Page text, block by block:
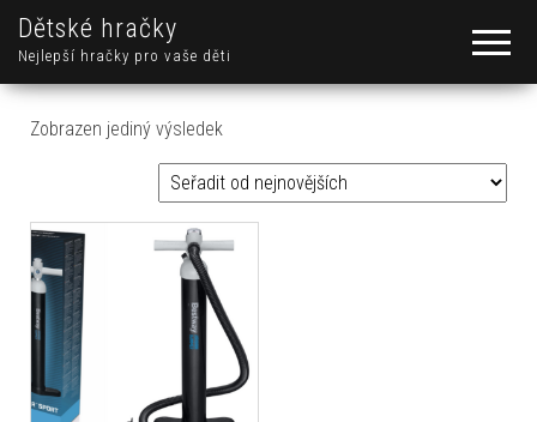
Dětské hračky
Nejlepší hračky pro vaše děti
Zobrazen jediný výsledek